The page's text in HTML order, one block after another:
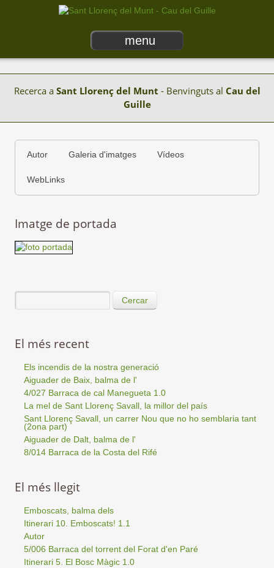
menu
Recerca a Sant Llorenç del Munt - Benvinguts al Cau del
Guille
Autor Galeria d'imatges Vídeos
WebLinks
Imatge de portada
Cercar
El més recent
Els incendis de la nostra generació
Aiguader de Baix, balma de l'
4/027 Barraca de cal Manegueta 1.0
La mel de Sant Llorenç Savall, la millor del país
Sant Llorenç Savall, un carrer Nou que no ho semblaria tant
(2ona part)
Aiguader de Dalt, balma de l'
8/014 Barraca de la Costa del Rifé
El més llegit
Emboscats, balma dels
Itinerari 10. Emboscats! 1.1
Autor
5/006 Barraca del torrent del Forat d'en Paré
Itinerari 5. El Bosc Màgic 1.0